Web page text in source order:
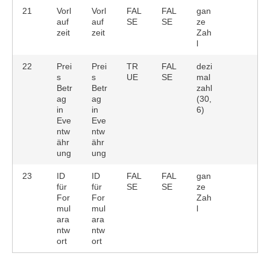
21
Vorl
auf
zeit
Vorl
auf
zeit
FAL
SE
FAL
SE
gan
ze
Zah
l
22
Prei
s
Betr
ag
in
Eve
ntw
ähr
ung
Prei
s
Betr
ag
in
Eve
ntw
ähr
ung
TR
UE
FAL
SE
dezi
mal
zahl
(30,
6)
23
ID
für
For
mul
ara
ntw
ort
ID
für
For
mul
ara
ntw
ort
FAL
SE
FAL
SE
gan
ze
Zah
l